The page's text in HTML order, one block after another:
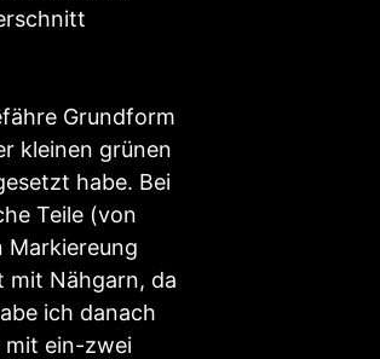
Grundform
kleinen grünen
habe. Bei
Teile (von
Markiereung
mit Nähgarn, da
ich danach
mit ein-zwei